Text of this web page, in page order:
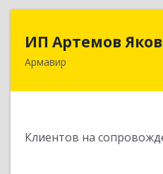
ИП Артемов
Армавир
Клиентов на